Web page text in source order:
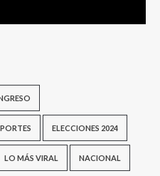
ELECCIONES 2024
LO MÁS VIRAL NACIONAL